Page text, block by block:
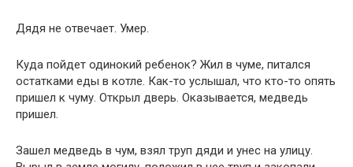
Дядя не отвечает. Умер.
Куда пойдет одинокий ребенок? Жил в чуме, питался
остатками еды в котле. Как-то услышал, что кто-то опять
пришел к чуму. Открыл дверь. Оказывается, медведь
пришел.
Зашел медведь в чум, взял труп дяди и унес на улицу.